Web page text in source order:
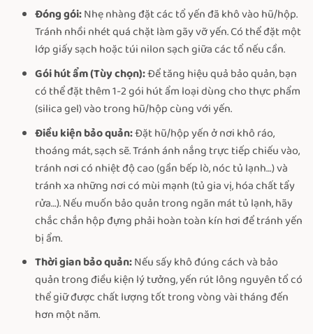
Đóng gói:Nhẹ nhàng đặt các tổ yến đã khô vào hũ/hộp.
Tránh nhồi nhét quá chặt làm gãy vỡ yến. Có thể đặt một
lớp giấy sạch hoặc túi nilon sạch giữa các tổ nếu cần.
Gói hút ẩm (Tùy chọn):Để tăng hiệu quả bảo quản, bạn
có thể đặt thêm 1-2 gói hút ẩm loại dùng cho thực phẩm
(silica gel) vào trong hũ/hộp cùng với yến.
Điều kiện bảo quản:Đặt hũ/hộp yến ở nơi khô ráo,
thoáng mát, sạch sẽ. Tránh ánh nắng trực tiếp chiếu vào,
tránh nơi có nhiệt độ cao (gần bếp lò, nóc tủ lạnh…) và
tránh xa những nơi có mùi mạnh (tủ gia vị, hóa chất tẩy
rửa…). Nếu muốn bảo quản trong ngăn mát tủ lạnh, hãy
chắc chắn hộp đựng phải hoàn toàn kín hơi để tránh yến
bị ẩm.
Thời gian bảo quản:Nếu sấy khô đúng cách và bảo
quản trong điều kiện lý tưởng, yến rút lông nguyên tổ có
thể giữ được chất lượng tốt trong vòng vài tháng đến
hơn một năm.